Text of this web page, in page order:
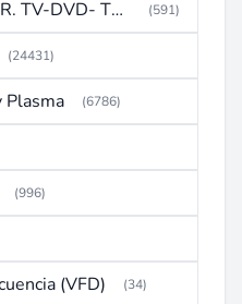
Televideo (TV-VCR. TV-DVD- TV-DVD-VCR) (591)
(24431)
Plasma (6786)
(996)
(VFD) (34)